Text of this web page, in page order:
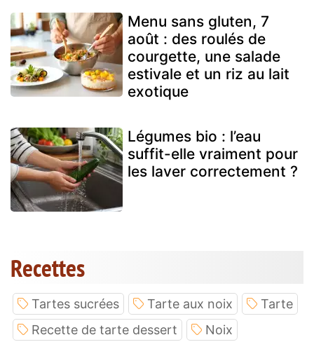
Menu sans gluten, 7
août : des roulés de
courgette, une salade
estivale et un riz au lait
exotique
Légumes bio : l’eau
suffit-elle vraiment pour
les laver correctement ?
Recettes
Tartes sucrées Tarte aux noix
Tarte
Recette de tarte dessert
Noix